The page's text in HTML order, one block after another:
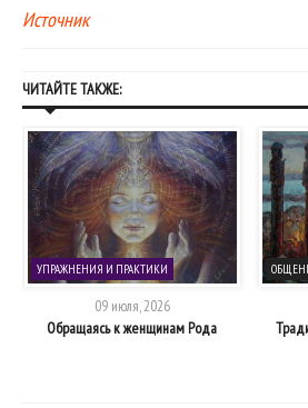
Источник
ЧИТАЙТЕ ТАКЖЕ:
УПРАЖНЕНИЯ И ПРАКТИКИ
09 июля, 2026
Обращаясь к женщинам Рода